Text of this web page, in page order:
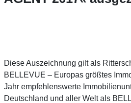
Diese Auszeichnung gilt als
BELLEVUE – Europas größtes
Jahr empfehlenswerte
Deutschland und aller Welt als